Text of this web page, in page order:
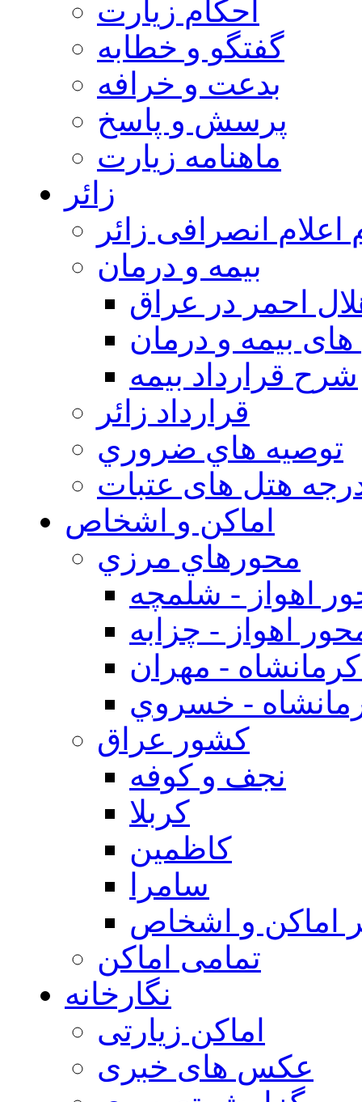
احکام زیارت
گفتگو و خطابه
بدعت و خرافه
پرسش و پاسخ
ماهنامه زیارت
زائر
اعلام انصرافی زائر
بيمه و درمان
احمر در عراق
بیمه و درمان
شرح قرارداد بیمه
قرارداد زائر
توصيه هاي ضروري
هتل های عتبات
اماکن و اشخاص
محورهاي مرزي
اهواز - شلمچه
اهواز - چزابه
- مهران
- خسروي
كشور عراق
نجف و كوفه
كربلا
كاظمين
سامرا
اماكن و اشخاص
تمامی اماکن
نگارخانه
اماکن زیارتی
عکس های خبری